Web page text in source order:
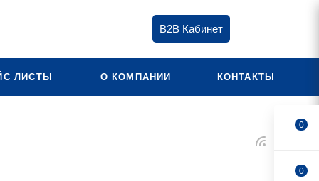
B2B Кабинет
ЛИСТЫ О КОМПАНИИ КОНТАКТЫ
0
0